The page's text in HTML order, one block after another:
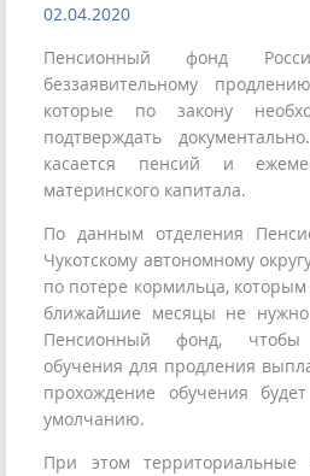
02.04.2020
Пенсионный фонд
беззаявительному
которые по закону
подтверждать
касается пенсий и
материнского капитала.
По данным отделения
Чукотскому автономному
по потере кормильца,
ближайшие месяцы не
Пенсионный фонд, чтобы
обучения для продления
прохождение обучения
умолчанию.
При этом